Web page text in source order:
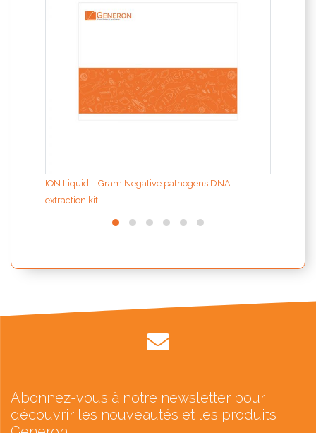
ION Liquid – Gram Negative pathogens DNA
extraction kit
Abonnez-vous à notre newsletter pour
découvrir les nouveautés et les produits